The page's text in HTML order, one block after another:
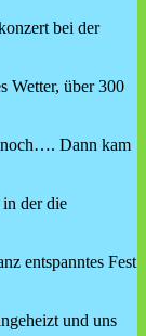
bei der
Wetter, über 300
noch…. Dann kam
der die
entspanntes Fest
und uns